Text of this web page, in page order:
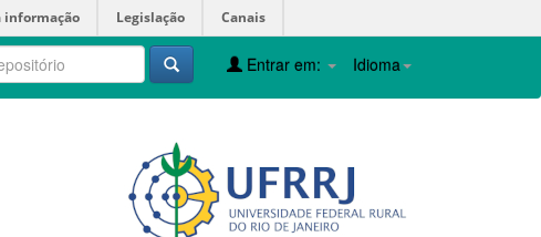
informação Legislação Canais
Idioma
Entrar em: